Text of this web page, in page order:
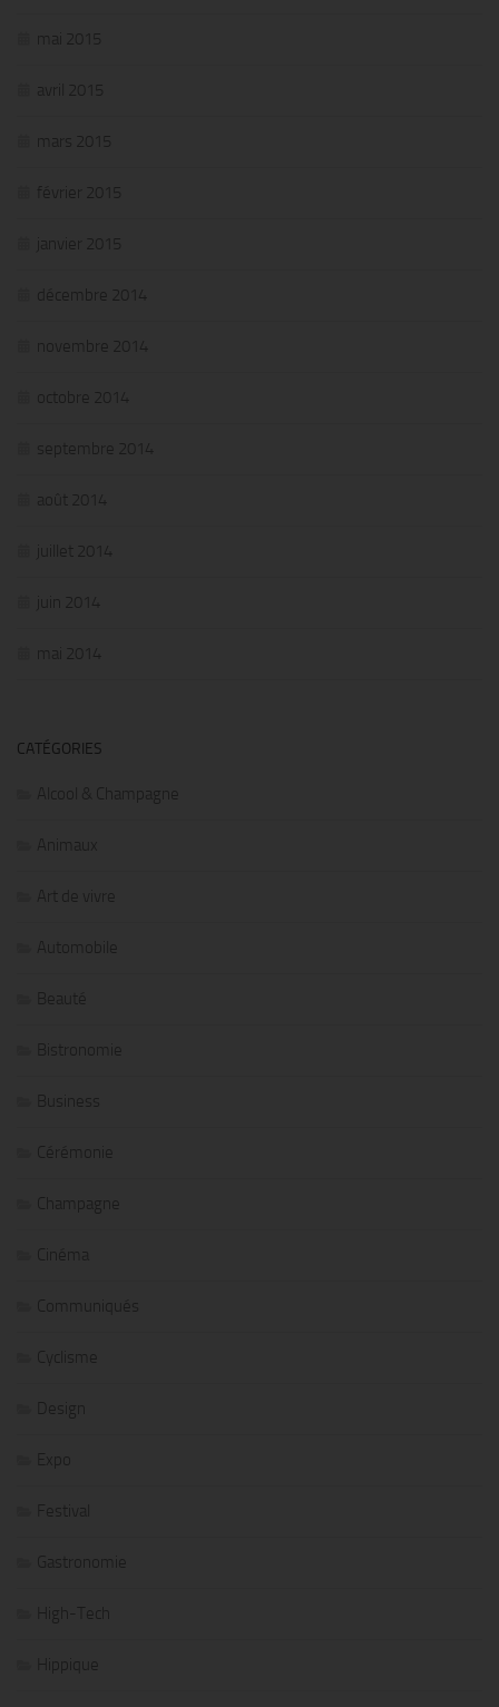
mai 2015
avril 2015
mars 2015
février 2015
janvier 2015
décembre 2014
novembre 2014
octobre 2014
septembre 2014
août 2014
juillet 2014
juin 2014
mai 2014
CATÉGORIES
Alcool & Champagne
Animaux
Art de vivre
Automobile
Beauté
Bistronomie
Business
Cérémonie
Champagne
Cinéma
Communiqués
Cyclisme
Design
Expo
Festival
Gastronomie
High-Tech
Hippique